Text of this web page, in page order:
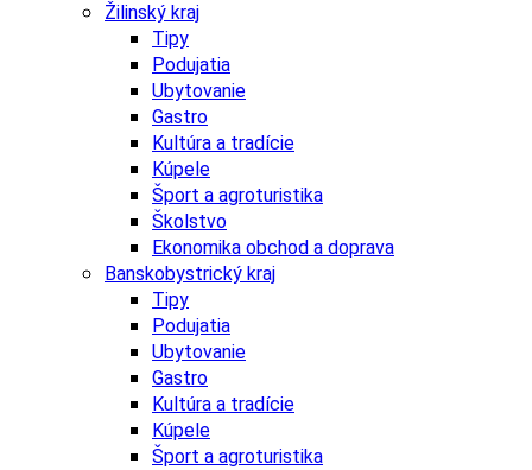
Žilinský kraj
Tipy
Podujatia
Ubytovanie
Gastro
Kultúra a tradície
Kúpele
Šport a agroturistika
Školstvo
Ekonomika obchod a doprava
Banskobystrický kraj
Tipy
Podujatia
Ubytovanie
Gastro
Kultúra a tradície
Kúpele
Šport a agroturistika